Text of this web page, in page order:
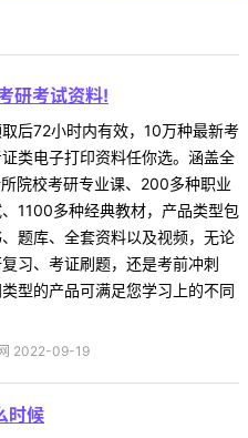
研考试资料!
后72小时内有效，10万种最新考
类电子打印资料任你选。涵盖全
院校考研专业课、200多种职业
1100多种经典教材，产品类型包
题库、全套资料以及视频，无论
习、考证刷题，还是考前冲刺
型的产品可满足您学习上的不同
2022-09-19
时候